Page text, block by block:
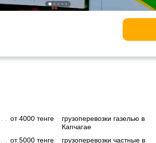
от 4000 тенге
грузоперевозки газелью в
Капчагае
от 5000 тенге грузоперевозки частные в